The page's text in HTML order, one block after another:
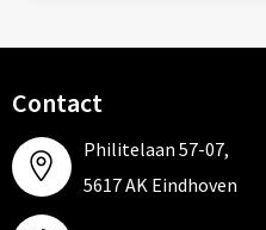
Contact
Philitelaan 57-07,
5617 AK Eindhoven